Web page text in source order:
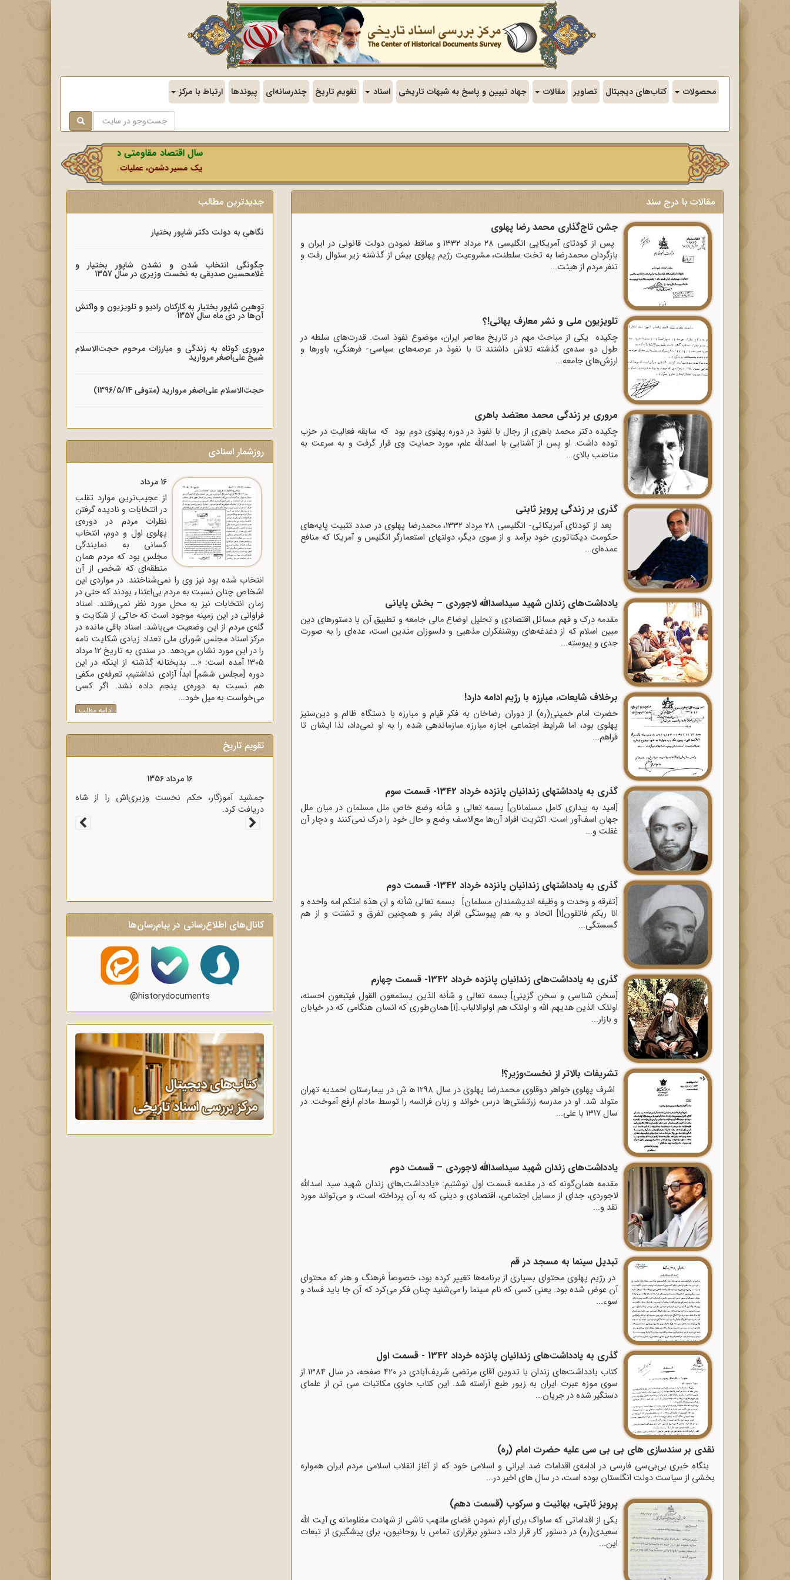
محصولات کتاب‌های دیجیتال تصاویر مقالات جهاد تبیین و پاسخ به شبهات تاریخی اسناد تقویم تاریخ چندرسانه‌ای پیوندها ارتباط با مرکز
سال اقتصاد مقاومتی در سایه وحدت ملی و امنیت ملی.
یک مسیر دشمن، عملیات رسانه‌ای او است که در این ایام
مقالات با درج سند
جشن تاج‌گذاری محمد رضا پهلوی
پس از کودتای آمریکایی انگلیسی 28 مرداد 1332 و ساقط نمودن دولت قانونی در ایران و
بازگردان محمدرضا به تخت سلطنت، مشروعیت رژیم پهلوی بیش از گذشته زیر سئوال رفت و
تنفر مردم از هیئت...
تلویزیون ملی و نشر معارف بهائی!؟
چکیده یکی از مباحث مهم در تاریخ معاصر ایران، موضوع نفوذ است. قدرت‌های سلطه در
طول دو سده‌ی گذشته تلاش داشتند تا با نفوذ در عرصه‌های سیاسی- فرهنگی، باورها و
ارزش‌های جامعه...
مروری بر زندگی محمد معتضد باهری
چکیده دکتر محمد باهری از رجال با نفوذ در دوره پهلوی دوم بود که سابقه فعالیت در حزب
توده داشت. او پس از آشنایی با اسدالله علم، مورد حمایت وی قرار گرفت و به سرعت به
مناصب بالای...
گذری بر زندگی پرویز ثابتی
بعد از کودتای آمریکائی- انگلیسی 28 مرداد 1332، ‌محمدرضا پهلوی در صدد تثبیت پایه‌های
حکومت دیکتاتوری خود برآمد و از سوی دیگر، دولتهای استعمارگر انگلیس و آمریکا که منافع
عمده‌ای...
یادداشت‌های زندان شهید سیداسدالله لاجوردی – بخش پایانی
مقدمه درک و فهم مسائل اقتصادی و تحلیل اوضاع مالی جامعه و تطبیق آن با دستورهای دین
مبین اسلام که از دغدغه‌های روشنفکران مذهبی و دلسوزان متدین است، عده‌ای را به صورت
جدی و پیوسته...
برخلاف شایعات، مبارزه با رژیم ادامه دارد!
حضرت امام خمینی(ره) از دوران رضاخان به فکر قیام و مبارزه با دستگاه ظالم و دین‌ستیز
پهلوی بود، اما شرایط اجتماعی اجازه مبارزه سازماندهی شده را به او نمی‌داد، لذا ایشان تا
فراهم...
گذری به یادداشتهای زندانیان پانزده خرداد 1342- قسمت سوم
[امید به بیداری کامل مسلمانان] بسمه تعالی و شأنه وضع خاص ملل مسلمان در میان ملل
جهان اسف‌آور است. اکثریت افراد آن‌ها مع‌الاسف وضع و حال خود را درک نمی‌کنند و دچار آن
غفلت و...
گذری به یادداشتهای زندانیان پانزده خرداد 1342- قسمت دوم
[تفرقه و وحدت و وظیفه اندیشمندان مسلمان] بسمه تعالی شأنه و ان هذه امتکم امه واحده و
انا ربکم فاتقون[1] اتحاد و به هم پیوستگی افراد بشر و همچنین تفرق و تشتت و از هم
گسستگی...
گذری به یادداشت‌های زندانیان پانزده خرداد 1342- قسمت چهارم
[سخن شناسی و سخن گزینی] بسمه تعالی و شأنه الذین یستمعون القول فیتبعون احسنه،
اولئک الذین هدیهم الله و اولئک هم اولوالالباب.[1] همان‌طوری که انسان هنگامی که در خیابان
و بازار...
تشریفات بالاتر از نخست‌وزیر؟!
اشرف پهلوی خواهر دوقلوی محمدرضا پهلوی در سال 1298 ﻫ ش در بیمارستان احمدیه تهران
متولد شد. او در مدرسه زرتشتی‌ها درس خواند و زبان فرانسه را توسط مادام ارفع آموخت. در
سال 1317 با علی...
یادداشت‌های زندان شهید سیداسدالله لاجوردی – قسمت دوم
مقدمه همان‌گونه که در مقدمه قسمت اول نوشتیم: «یادداشت٬های زندان شهید سید اسدالله
لاجوردی، جدای از مسایل اجتماعی، اقتصادی و دینی که به آن پرداخته است، و می‌تواند مورد
نقد و...
تبدیل سینما به مسجد در قم
در رژیم پهلوی محتوای بسیاری از برنامه‌ها تغییر کرده بود، خصوصاً فرهنگ و هنر که محتوای
آن عوض شده بود. یعنی کسی که نام سینما را می‌شنید چنان فکر می‌کرد که آن جا باید فساد و
سوء...
گذری به یادداشت‌های زندانیان پانزده خرداد 1342 - قسمت اول
کتاب یادداشت‌های زندان با تدوین آقای مرتضی شریف‌آبادی در 420 صفحه، در سال 1384 از
سوی موزه عبرت ایران به زیور طبع آراسته شد. این کتاب حاوی مکاتبات سی تن از علمای
دستگیر شده در جریان...
نقدی بر سندسازی های بی بی سی علیه حضرت امام (ره)
بنگاه خبری بی‌بی‌سی فارسی در ادامه‌ی اقدامات ضد ایرانی و اسلامی خود که از آغاز انقلاب اسلامی مردم ایران همواره
بخشی از سیاست دولت انگلستان بوده است، در سال های اخیر در...
پرویز ثابتی، بهائیت و سرکوب (قسمت دهم)
یکی از اقداماتی که ساواک برای آرام نمودنِ فضای ملتهب ناشی از شهادت مظلومانه ی آیت الله
سعیدی(ره) در دستور کار قرار داد، دستورِ برقراری تماس با روحانیون، برای پیشگیری از تبعات
این...
جدیدترین مطالب
نگاهی به دولت دکتر شاپور بختیار
چگونگی انتخاب شدن و نشدن شاپور بختیار و
غلامحسین صدیقی به نخست وزیری در سال 1357
توهین شاپور بختیار به کارکنان رادیو و تلویزیون و واکنش
آن‌ها در دی ماه سال 1357
مروری کوتاه به زندگی و مبارزات مرحوم حجت‌الاسلام
شیخ علی‌اصغر مروارید
حجت‌الاسلام علی‌اصغر مروارید (متوفی 1396/5/14)
روزشمار اسنادی
16 مرداد
از عجیب‌ترین موارد تقلب
در انتخابات و نادیده گرفتن
نظرات مردم در دوره‌ی
پهلوی اول و دوم، انتخاب
کسانی به نمایندگی
مجلس بود که مردم همان
منطقه‌ای که شخص از آن
انتخاب شده بود نیز وی را نمی‌شناختند. در مواردی این
اشخاص چنان نسبت به مردم بی‌اعتناء بودند که حتی در
زمان انتخابات نیز به محل مورد نظر نمی‌رفتند. اسناد
فراوانی در این زمینه موجود است که حاکی از شکایت و
گله‌ی مردم از این وضعیت می‌باشد. اسناد باقی مانده در
مرکز اسناد مجلس شورای ملی تعداد زیادی شکایت نامه
را در این مورد نشان می‌دهد. در سندی به تاریخ 12 مرداد
1305 آمده است: «... بدبختانه گذشته از اینکه در این
دوره [مجلس ششم] ابداً آزادی نداشتیم، تعرفه‌ی مکفی
هم نسبت به دوره‌ی پنجم داده نشد. اگر کسی
می‌خواست به میل خود...
ادامه مطلب
تقویم تاریخ
جمشید آموزگار، حکم نخست وزیری‌اشآغاز سخنرانی‌های انتقادی و روشنگر وعاظ در لبیک به
پیام امام به وعاظ و روحانیون برای روشنگری و
آگاه‌سازی در منبرهای ماه رمضان.
کانال‌های اطلاع‌رسانی در پیام‌رسان‌ها
@historydocuments